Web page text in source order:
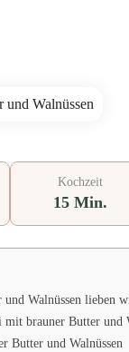
Kochzeit
15 Min.
Walnüssen lieben
brauner Butter und
Butter und Walnüssen